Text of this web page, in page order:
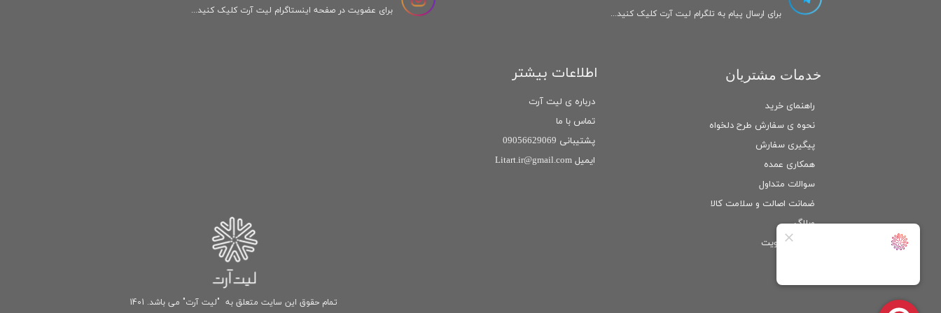
راهنمای خرید
نحوه ی سفارش طرح دلخواه
پیگیری سفارش
همکاری عمده
سوالات متداول
ضمانت اصالت و سلامت كالا
وبلاگ
خدمات مشتریان
برای ارسال پیام به تلگرام لیت آرت کلیک کنید...
اطلاعات بیشتر
درباره ی لیت آرت
تماس با ما
پشتیبانی 09056629069
ایمیل Litart.ir@gmail.com
تمام حقوق این سایت متعلق به "لیت آرت" می باشد. 1401
برای عضویت در صفحه اینستاگرام لیت آرت کلیک کنید...
عضویت